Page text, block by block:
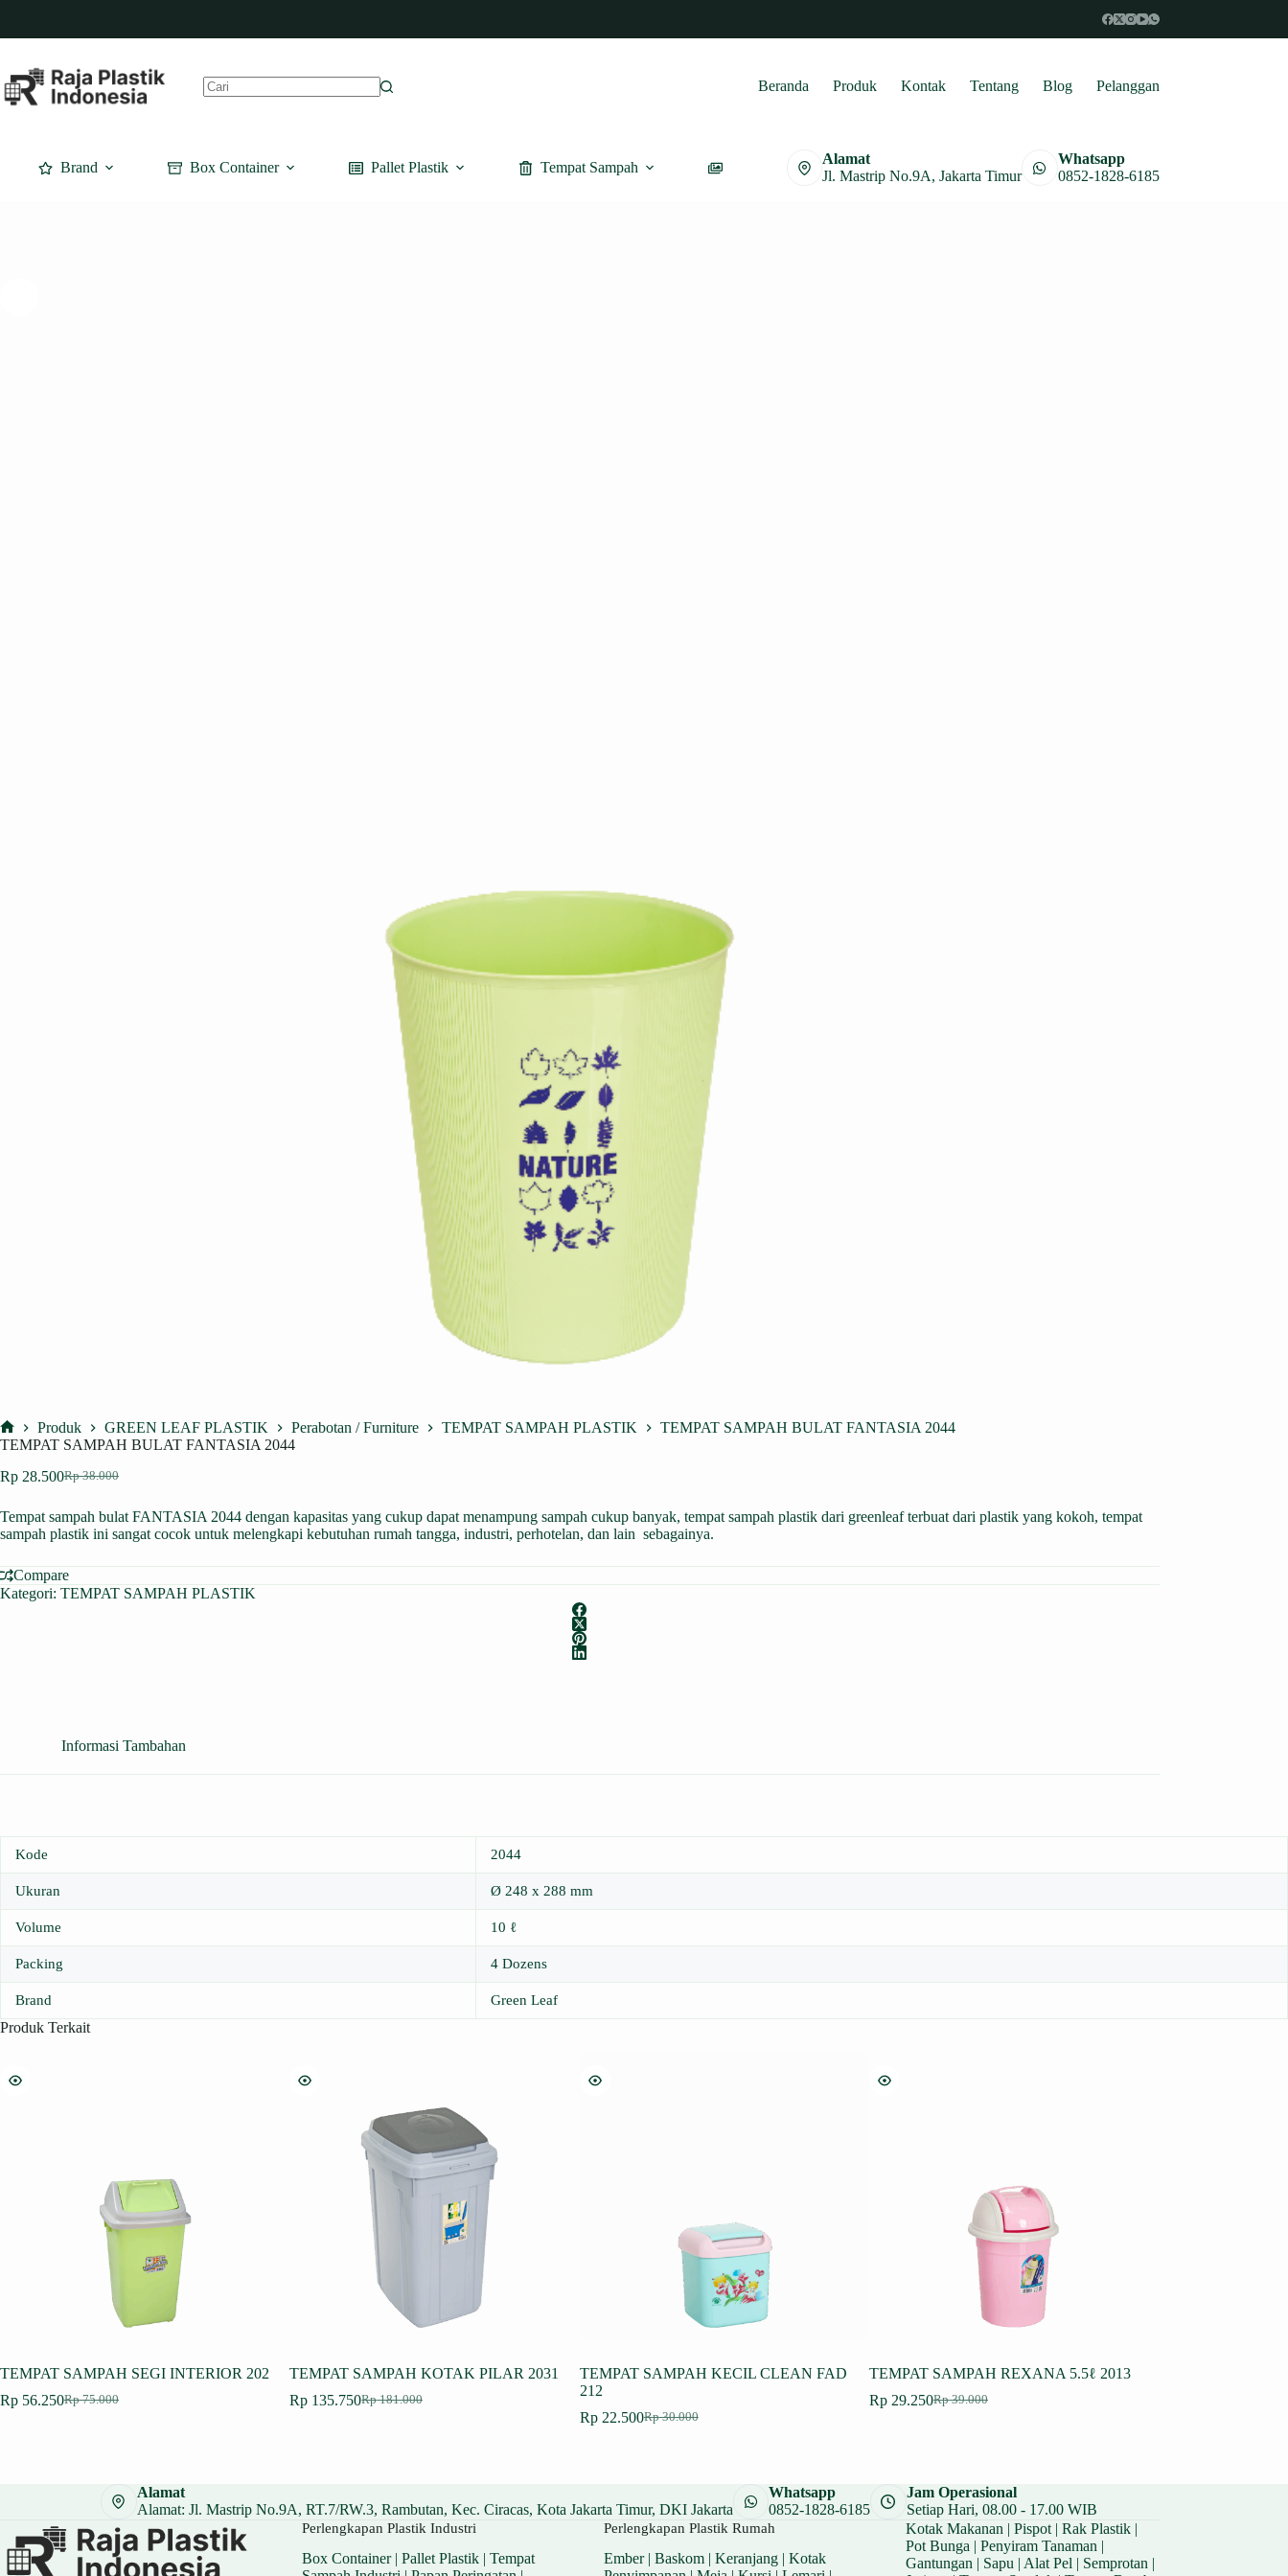
content
Beranda Produk Kontak Tentang Blog Pelanggan
Brand Box Container Pallet Plastik Tempat Sampah
Alamat
Jl. Mastrip No.9A, Jakarta Timur
Whatsapp
0852-1828-6185
Home
Produk GREEN LEAF PLASTIK Perabotan / Furniture TEMPAT SAMPAH PLASTIK
TEMPAT SAMPAH BULAT FANTASIA 2044
TEMPAT SAMPAH BULAT FANTASIA 2044
Rp38.000
Harga
adalah:
Rp 38.000.
Rp 28.500Harga
ini
adalah:
Tempat sampah bulat FANTASIA 2044 dengan kapasitas yang cukup dapat menampung sampah cukup banyak, tempat sampah plastik dari greenleaf terbuat dari plastik yang kokoh, tempat
sampah plastik ini sangat cocok untuk melengkapi kebutuhan rumah tangga, industri, perhotelan, dan lain sebagainya.
Compare
Kategori: TEMPAT SAMPAH PLASTIK
Informasi Tambahan
Kode 2044
Ukuran Ø 248 x 288 mm
Volume 10 ℓ
Packing 4 Dozens
Brand Green Leaf
Produk Terkait
TEMPAT SAMPAH SEGI INTERIOR 202
Rp75.000
Harga
Rp 56.250Harga
TEMPAT SAMPAH KOTAK PILAR 2031
Rp181.000
Harga
Rp 135.750Harga
TEMPAT SAMPAH KECIL CLEAN FAD
212
Rp30.000
Harga
Rp22.500Harga
TEMPAT SAMPAH REXANA 5.5ℓ 2013
Rp39.000
Harga
Rp 29.250Harga
Alamat
Alamat: Jl. Mastrip No.9A, RT.7/RW.3, Rambutan, Kec. Ciracas, Kota Jakarta Timur, DKI Jakarta
Whatsapp
0852-1828-6185
Jam Operasional
Setiap Hari, 08.00 - 17.00 WIB
Perlengkapan Plastik Industri
Box Container| Pallet Plastik| Tempat
Perlengkapan Plastik Rumah
Ember| Baskom| Keranjang| Kotak
Kotak Makanan | Pispot| Rak Plastik|
Pot Bunga | Penyiram Tanaman |
Gantungan | Sapu | Alat Pel | Semprotan |